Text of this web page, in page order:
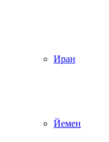
Иран
Йемен